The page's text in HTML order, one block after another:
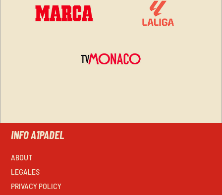
INFO A1PADEL
ABOUT
LEGALES
PRIVACY POLICY